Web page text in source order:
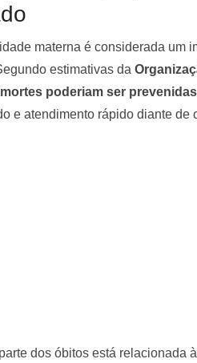
materna é considerada um
estimativas da
poderiam ser prevenidas
e atendimento rápido diante de
dos óbitos está relacionada